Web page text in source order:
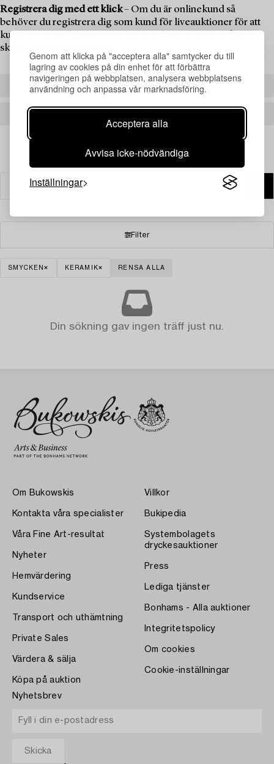
Genom att klicka på "acceptera alla" samtycker du till
lagring av cookies på din enhet för att förbättra
navigeringen på webbplatsen, analysera webbplatsens
användning och anpassa vår marknadsföring.
Acceptera alla
Avvisa icke-nödvändiga
Inställningar
Registrera dig med ett klick– Om du är onlinekund så
behöver du registrera dig som kund för liveauktioner för att
kunna delta i auktionen. Om du är ny kund hos oss måste du
skapa ett kundkonto först.
REGISTRERA DIG
Filter
SMYCKEN KERAMIK RENSA ALLA
Din sökning gav ingen träff just nu.
Om Bukowskis
Kontakta våra specialister
Våra Fine Art-resultat
Nyheter
Hemvärdering
Kundservice
Transport och uthämtning
Private Sales
Värdera & sälja
Köpa på auktion
Villkor
Bukipedia
Systembolagets
dryckesauktioner
Press
Lediga tjänster
Bonhams - Alla auktioner
Integritetspolicy
Om cookies
Cookie-inställningar
Nyhetsbrev